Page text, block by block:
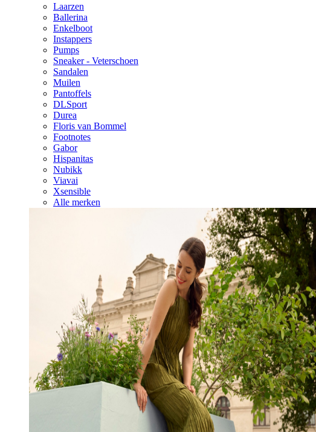
Laarzen
Ballerina
Enkelboot
Instappers
Pumps
Sneaker - Veterschoen
Sandalen
Muilen
Pantoffels
DLSport
Durea
Floris van Bommel
Footnotes
Gabor
Hispanitas
Nubikk
Viavai
Xsensible
Alle merken